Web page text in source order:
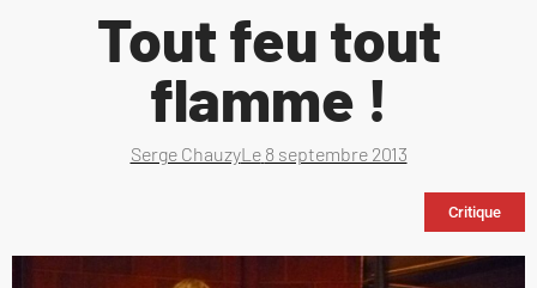
Tout feu tout
flamme !
Serge ChauzyLe 8 septembre 2013
Critique